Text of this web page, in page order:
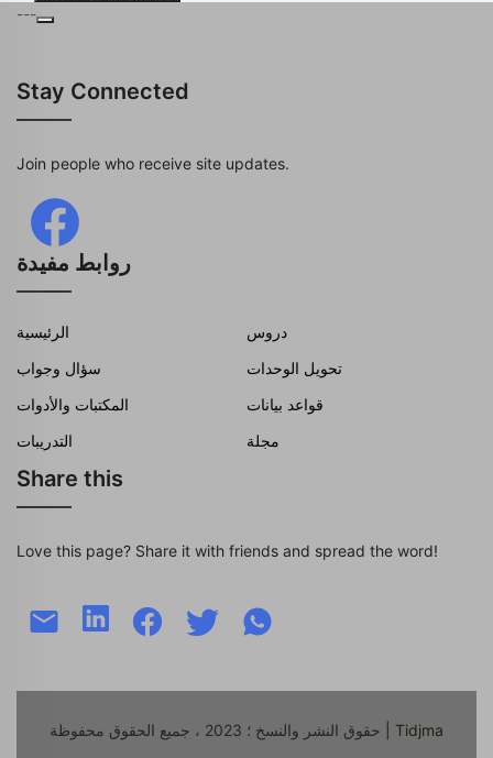
---
Stay Connected
Join people who receive site updates.
روابط مفيدة
الرئيسية
دروس
سؤال وجواب
تحويل الوحدات
المكتبات والأدوات
قواعد بيانات
التدريبات
مجلة
Share this
Love this page? Share it with friends and spread the word!
| Tidjma